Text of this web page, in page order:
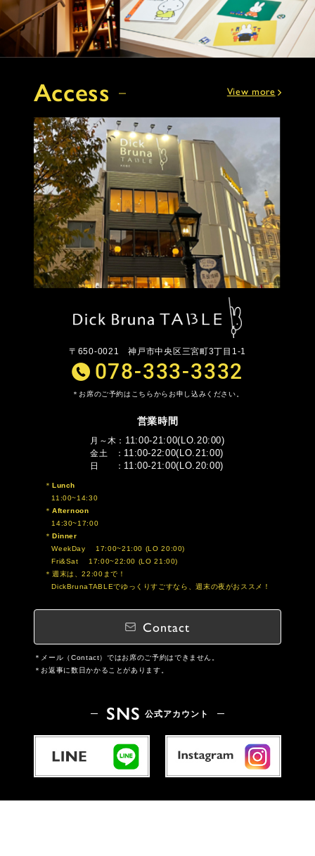
Access View more
〒650-0021神戸市中央区三宮町3丁目1-1
078-333-3332
お席のご予約はこちらからお申し込みください。
営業時間
月～木 11:00-21:00(LO.20:00)
金土 11:00-22:00(LO.21:00)
日 11:00-21:00(LO.20:00)
Lunch
11:00~14:30
Afternoon
14:30~17:00
Dinner
WeekDay 17:00~21:00 (LO 20:00)
Fri&Sat 17:00~22:00 (LO 21:00)
週末は、22:00まで！
DickBrunaTABLEでゆっくりすごすなら、週末の夜がおススメ！
Contact
メール（Contact）ではお席のご予約はできません。
お返事に数日かかることがあります。
SNS 公式アカウント